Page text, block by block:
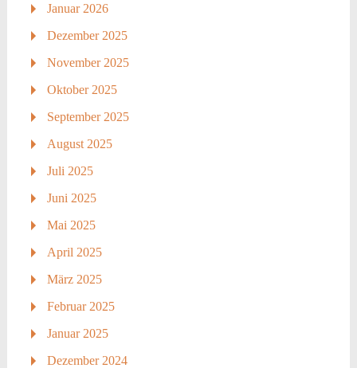
Januar 2026
Dezember 2025
November 2025
Oktober 2025
September 2025
August 2025
Juli 2025
Juni 2025
Mai 2025
April 2025
März 2025
Februar 2025
Januar 2025
Dezember 2024